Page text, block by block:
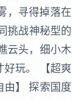
，寻得掉落在
挑战神秘型的
云头，细小木
好玩。 【超爽
由】 探索国度